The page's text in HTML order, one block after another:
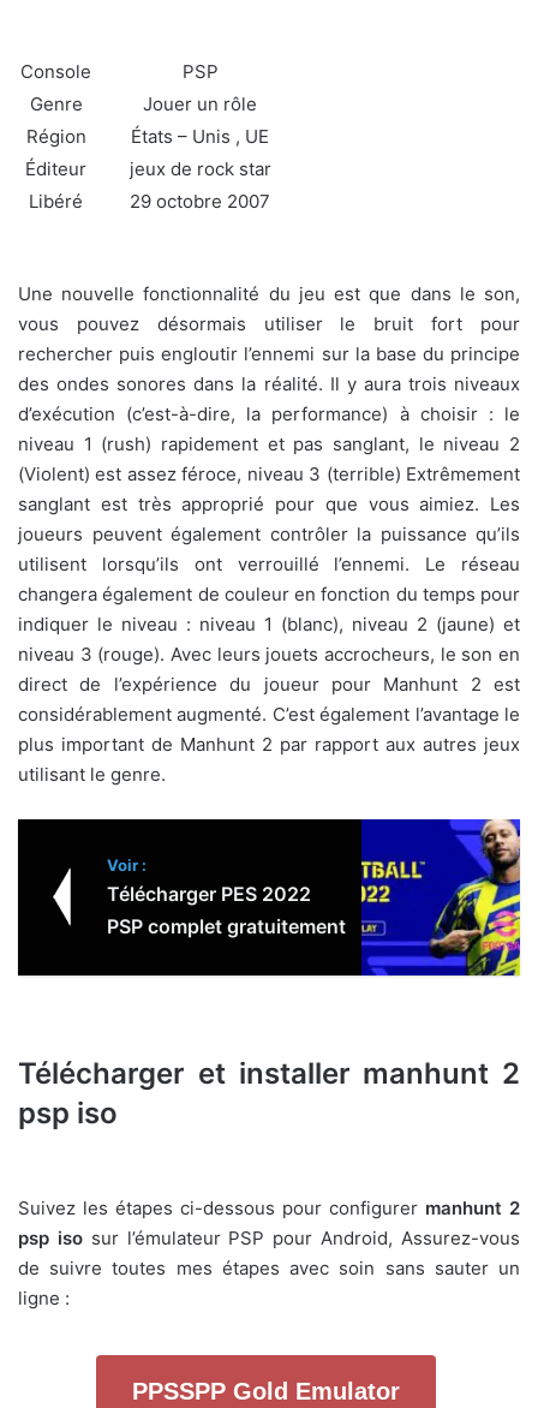
Console
PSP
Genre
Jouer un rôle
Région
États – Unis , UE
Éditeur
jeux de rock star
Libéré
29 octobre 2007
Une nouvelle fonctionnalité du jeu est que dans le son,
vous pouvez désormais utiliser le bruit fort pour
rechercher puis engloutir l’ennemi sur la base du principe
des ondes sonores dans la réalité. Il y aura trois niveaux
d’exécution (c’est-à-dire, la performance) à choisir : le
niveau 1 (rush) rapidement et pas sanglant, le niveau 2
(Violent) est assez féroce, niveau 3 (terrible) Extrêmement
sanglant est très approprié pour que vous aimiez. Les
joueurs peuvent également contrôler la puissance qu’ils
utilisent lorsqu’ils ont verrouillé l’ennemi. Le réseau
changera également de couleur en fonction du temps pour
indiquer le niveau : niveau 1 (blanc), niveau 2 (jaune) et
niveau 3 (rouge). Avec leurs jouets accrocheurs, le son en
direct de l’expérience du joueur pour Manhunt 2 est
considérablement augmenté. C’est également l’avantage le
plus important de Manhunt 2 par rapport aux autres jeux
utilisant le genre.
Voir :
Télécharger PES 2022
PSP complet gratuitement
Télécharger et installer manhunt 2
psp iso
Suivez les étapes ci-dessous pour configurer manhunt 2
psp isosur l’émulateur PSP pour Android, Assurez-vous
de suivre toutes mes étapes avec soin sans sauter un
ligne :
PPSSPP Gold Emulator